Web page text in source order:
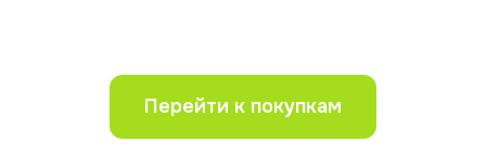
Перейти к покупкам